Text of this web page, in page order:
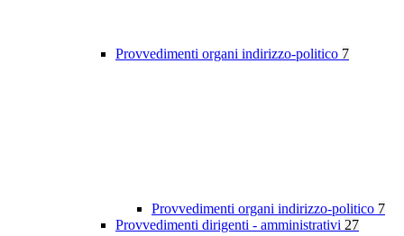
Provvedimenti organi indirizzo-politico 7
Provvedimenti organi indirizzo-politico 7
Provvedimenti dirigenti - amministrativi 27